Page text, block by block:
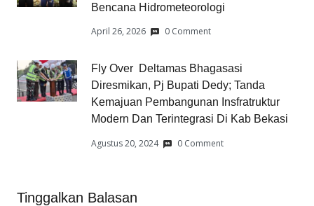
Bencana Hidrometeorologi
April 26, 2026 0 Comment
Fly Over Deltamas Bhagasasi
Diresmikan, Pj Bupati Dedy; Tanda
Kemajuan Pembangunan Insfratruktur
Modern Dan Terintegrasi Di Kab Bekasi
Agustus 20, 2024 0 Comment
Tinggalkan Balasan